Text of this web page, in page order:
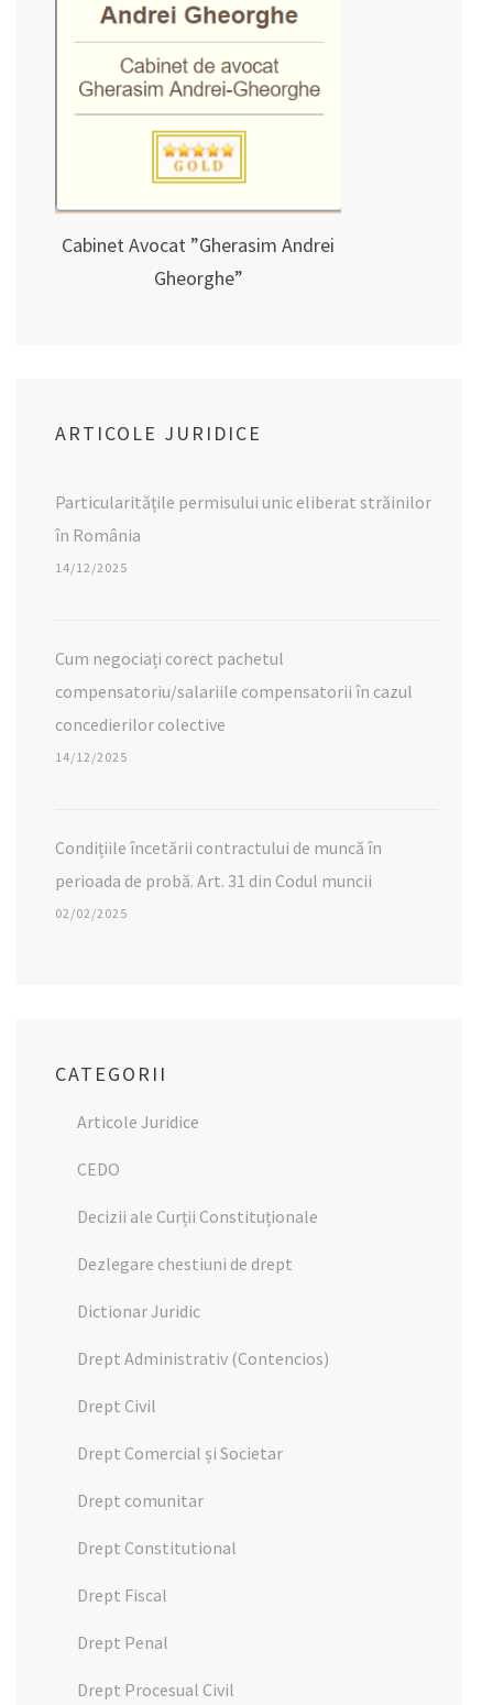
Cabinet Avocat ”Gherasim Andrei
Gheorghe”
ARTICOLE JURIDICE
Particularitățile permisului unic eliberat străinilor
în România
14/12/2025
Cum negociați corect pachetul
compensatoriu/salariile compensatorii în cazul
concedierilor colective
14/12/2025
Condițiile încetării contractului de muncă în
perioada de probă. Art. 31 din Codul muncii
02/02/2025
CATEGORII
Articole Juridice
CEDO
Decizii ale Curții Constituționale
Dezlegare chestiuni de drept
Dictionar Juridic
Drept Administrativ (Contencios)
Drept Civil
Drept Comercial și Societar
Drept comunitar
Drept Constitutional
Drept Fiscal
Drept Penal
Drept Procesual Civil